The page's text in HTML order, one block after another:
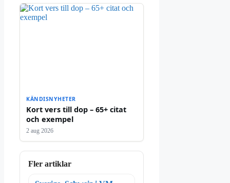
KÄNDISNYHETER
Kort vers till dop – 65+ citat
och exempel
2 aug 2026
Fler artiklar